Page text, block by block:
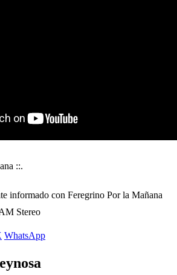
::.
informado con Feregrino Por la Mañana
Stereo
WhatsApp